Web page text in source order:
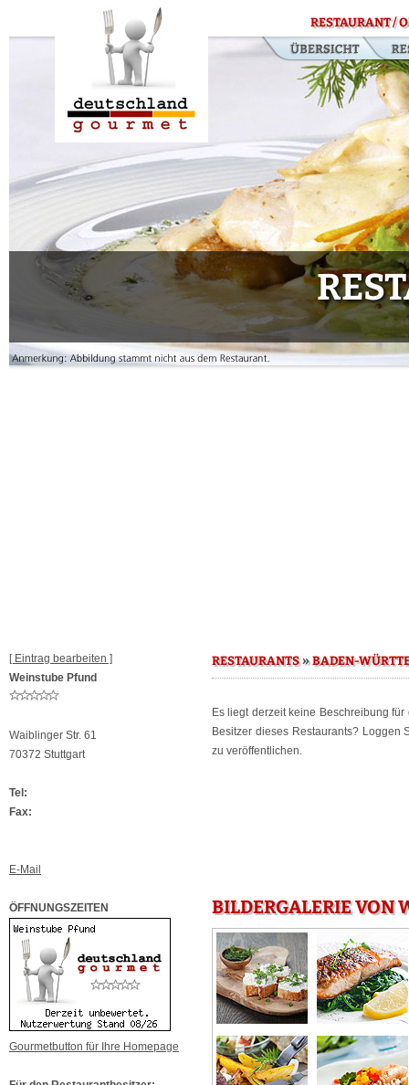
RESTAURANT /
[ Eintrag bearbeiten ]
Weinstube Pfund
Waiblinger Str. 61
70372 Stuttgart
Tel:
Fax:
E-Mail
ÖFFNUNGSZEITEN
Gourmetbutton für Ihre Homepage
RESTAURANTS»BADEN-
Es liegt derzeit keine Beschreibung
Besitzer dieses Restaurants? Loggen
zu veröffentlichen.
BILDERGALERIE VON